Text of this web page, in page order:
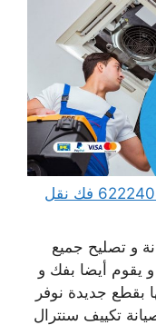
فني تكييف مركزي هندي الكويت 62224041 فك نقل
و تصليح جميع
و يقوم أيضا بفك و
بقطع جديدة نوفر
تكييف سنترال